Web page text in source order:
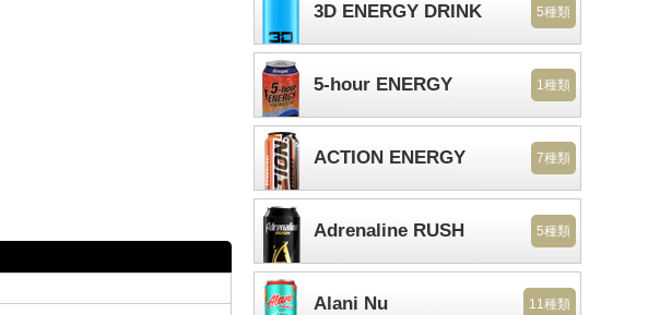
3D ENERGY DRINK 5種類
5-hour ENERGY 1種類
ACTION ENERGY 7種類
Adrenaline RUSH 5種類
Alani Nu 11種類